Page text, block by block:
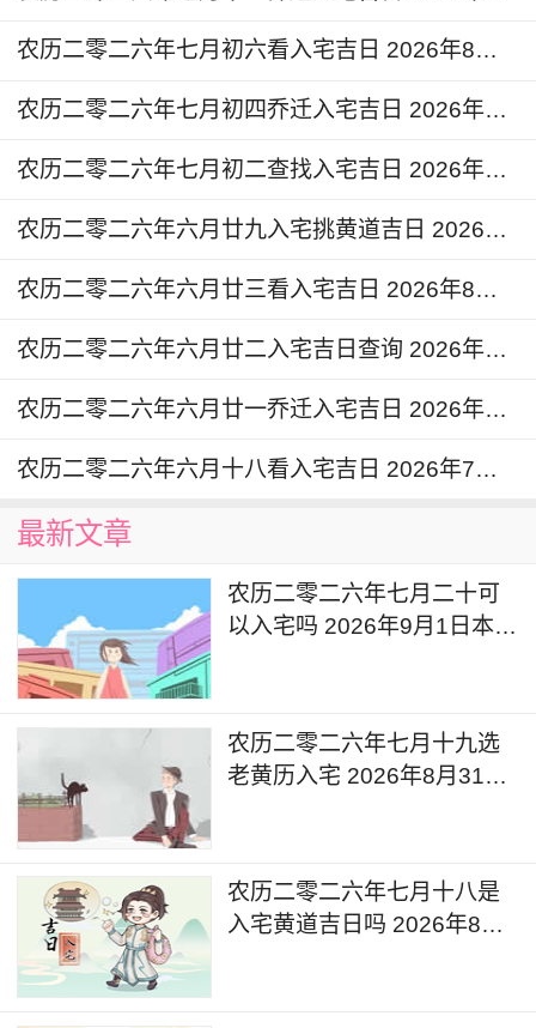
宅当天再固定。炉具则宜入宅后开户，煮甜茶或汤
灯都点亮，并且维持三天这样的状态。使得家中的
风水气场得到进一步的增强，起到旺宅镇邪的效
农历二零二六年七月初六看入宅吉日 2026年8月18日黄道吉日查询
农历二零二六年七月初四乔迁入宅吉日 2026年8月16日入宅的说法和讲究
农历二零二六年七月初二查找入宅吉日 2026年8月14日今天是搬家入宅吉日吗
农历二零二六年六月廿九入宅挑黄道吉日 2026年8月11日是不是搬家入宅吉日
农历二零二六年六月廿三看入宅吉日 2026年8月5日可以扮新家吗
农历二零二六年六月廿二入宅吉日查询 2026年8月4日是入宅好日子吗
农历二零二六年六月廿一乔迁入宅吉日 2026年8月3日今天入宅日子好不好
农历二零二六年六月十八看入宅吉日 2026年7月31日今天入宅好不好
最新文章
农历二零二六年七月二十可
以入宅吗 2026年9月1日本日
农历二零二六年七月十九选
老黄历入宅 2026年8月31日
农历二零二六年七月十八是
入宅黄道吉日吗 2026年8月